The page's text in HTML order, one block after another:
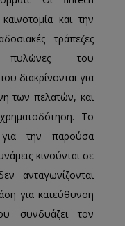
και την
τράπεζες
πυλώνες του
διακρίνονται για
των πελατών, και
Το
την παρούσα
κινούνται σε
ανταγωνίζονται
για κατεύθυνση
συνδυάζει τον